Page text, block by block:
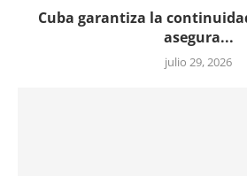
Cuba garantiza la
asegura...
julio 29, 2026